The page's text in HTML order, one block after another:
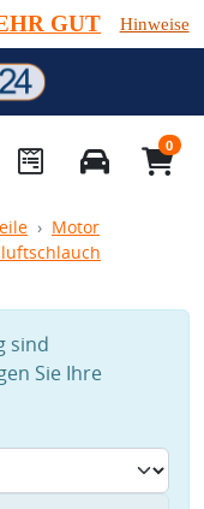
GUT Hinweise
0
Motor
sind
Sie Ihre